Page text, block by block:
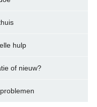
hulp
of nieuw?